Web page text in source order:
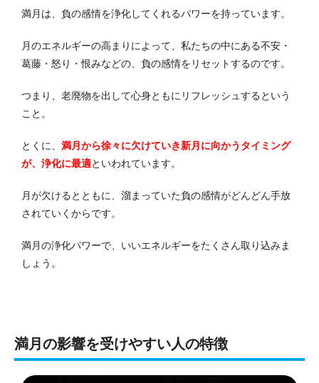
満月は、負の感情を浄化してくれるパワーを持っています。
月のエネルギーの高まりによって、私たちの中にある不安・
葛藤・怒り・恨みなどの、負の感情をリセットするのです。
つまり、老廃物を出して心身ともにリフレッシュするという
こと。
とくに、 満月から徐々に欠けていき新月に向かうタイミング
が、浄化に最適といわれています。
月が欠けるとともに、溜まっていた負の感情がどんどん手放
されていくからです。
満月の浄化パワーで、いいエネルギーをたくさん取り込みま
しょう。
満月の影響を受けやすい人の特徴